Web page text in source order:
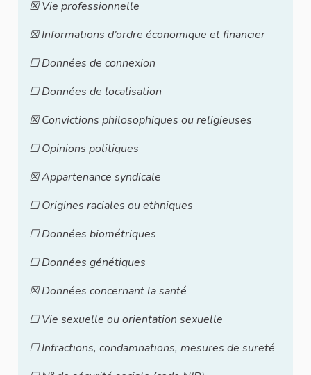
☒ Vie professionnelle
☒ Informations d’ordre économique et financier
☐ Données de connexion
☐ Données de localisation
☒ Convictions philosophiques ou religieuses
☐ Opinions politiques
☒ Appartenance syndicale
☐ Origines raciales ou ethniques
☐ Données biométriques
☐ Données génétiques
☒ Données concernant la santé
☐ Vie sexuelle ou orientation sexuelle
☐ Infractions, condamnations, mesures de sureté